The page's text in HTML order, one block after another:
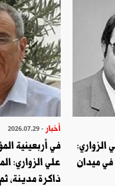
الزواري:
في ميدان
أخبار - 2026.07.29
في أربعينية
علي الزواري:
ذاكرة مدينة،